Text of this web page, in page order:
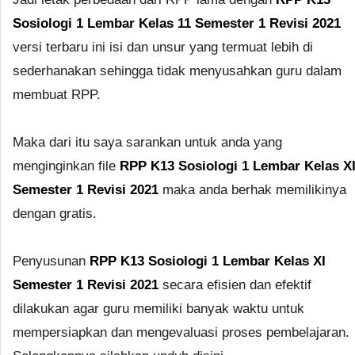
Sosiologi 1 Lembar Kelas 11 Semester 1 Revisi 2021
versi terbaru ini isi dan unsur yang termuat lebih di
sederhanakan sehingga tidak menyusahkan guru dalam
membuat RPP.
Maka dari itu saya sarankan untuk anda yang
menginginkan file RPP K13 Sosiologi 1 Lembar Kelas XI
Semester 1 Revisi 2021 maka anda berhak memilikinya
dengan gratis.
Penyusunan RPP K13 Sosiologi 1 Lembar Kelas XI
Semester 1 Revisi 2021 secara efisien dan efektif
dilakukan agar guru memiliki banyak waktu untuk
mempersiapkan dan mengevaluasi proses pembelajaran.